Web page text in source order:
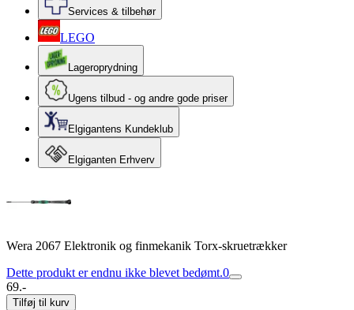
Services & tilbehør
LEGO
Lageroprydning
Ugens tilbud - og andre gode priser
Elgigantens Kundeklub
Elgiganten Erhverv
Wera 2067 Elektronik og finmekanik Torx-skruetrækker
Dette produkt er endnu ikke blevet bedømt.0
69.-
Tilføj til kurv